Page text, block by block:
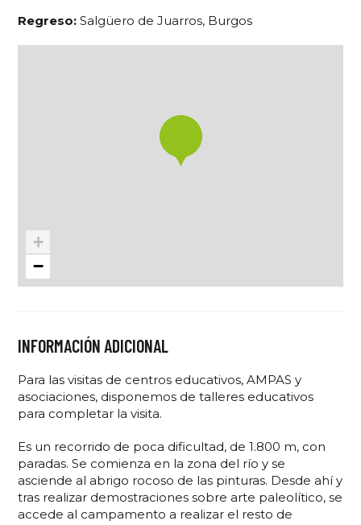
Regreso:Salgüero de Juarros, Burgos
+
−
INFORMACIÓN ADICIONAL
Para las visitas de centros educativos, AMPAS y
asociaciones, disponemos de talleres educativos
para completar la visita.
Es un recorrido de poca dificultad, de 1.800 m, con
paradas. Se comienza en la zona del río y se
asciende al abrigo rocoso de las pinturas. Desde ahí y
tras realizar demostraciones sobre arte paleolítico, se
accede al campamento a realizar el resto de